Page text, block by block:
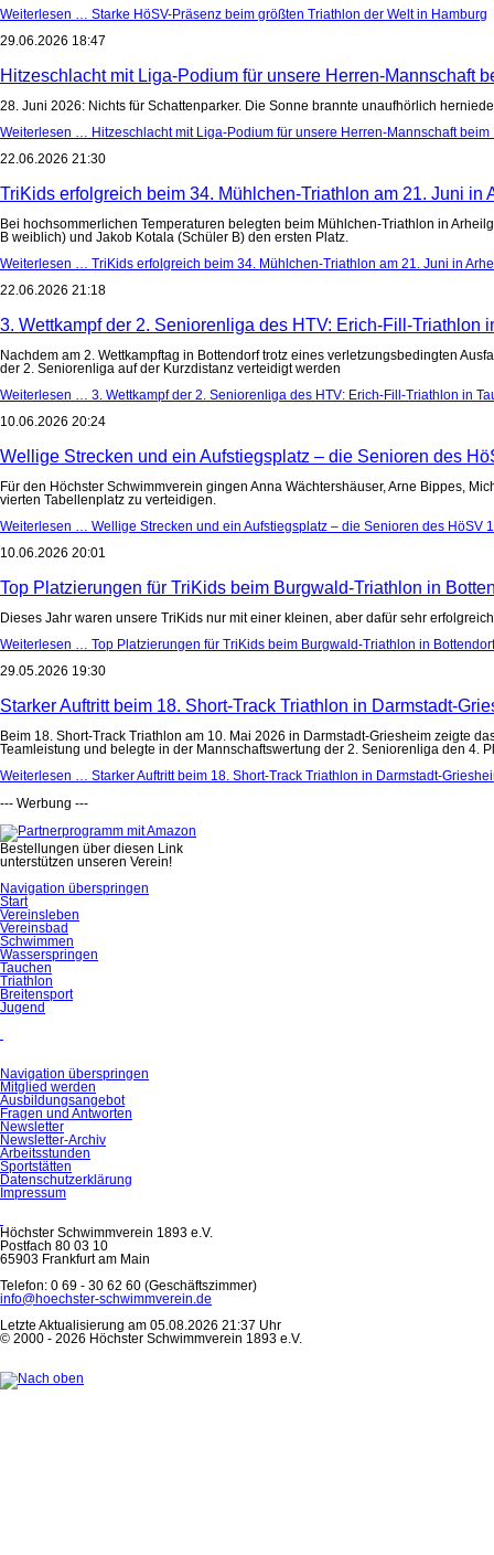
Weiterlesen … Starke HöSV-Präsenz beim größten Triathlon der Welt in Hamburg
29.06.2026 18:47
Hitzeschlacht mit Liga-Podium für unsere Herren-Mannschaft
28. Juni 2026: Nichts für Schattenparker. Die Sonne brannte unaufhörlich
Weiterlesen … Hitzeschlacht mit Liga-Podium für unsere Herren-Mannschaft
22.06.2026 21:30
TriKids erfolgreich beim 34. Mühlchen-Triathlon am 21. Juni in
Bei hochsommerlichen Temperaturen belegten beim Mühlchen-Triathlon in
B weiblich) und Jakob Kotala (Schüler B) den ersten Platz.
Weiterlesen … TriKids erfolgreich beim 34. Mühlchen-Triathlon am 21. Juni in
22.06.2026 21:18
3. Wettkampf der 2. Seniorenliga des HTV: Erich-Fill-Triathlon
Nachdem am 2. Wettkampftag in Bottendorf trotz eines verletzungsbedingten
der 2. Seniorenliga auf der Kurzdistanz verteidigt werden
Weiterlesen … 3. Wettkampf der 2. Seniorenliga des HTV: Erich-Fill-Triathlon in
10.06.2026 20:24
Wellige Strecken und ein Aufstiegsplatz – die Senioren des
Für den Höchster Schwimmverein gingen Anna Wächtershäuser, Arne Bippes,
vierten Tabellenplatz zu verteidigen.
Weiterlesen … Wellige Strecken und ein Aufstiegsplatz – die Senioren des HöSV
10.06.2026 20:01
Top Platzierungen für TriKids beim Burgwald-Triathlon in
Dieses Jahr waren unsere TriKids nur mit einer kleinen, aber dafür sehr
Weiterlesen … Top Platzierungen für TriKids beim Burgwald-Triathlon in Bottendorf
29.05.2026 19:30
Starker Auftritt beim 18. Short-Track Triathlon in Darmstadt-
Beim 18. Short-Track Triathlon am 10. Mai 2026 in Darmstadt-Griesheim zeigte
Teamleistung und belegte in der Mannschaftswertung der 2. Seniorenliga den 4.
Weiterlesen … Starker Auftritt beim 18. Short-Track Triathlon in Darmstadt-
--- Werbung ---
Bestellungen über diesen Link
unterstützen unseren Verein!
Navigation überspringen
Start
Vereinsleben
Vereinsbad
Schwimmen
Wasserspringen
Tauchen
Triathlon
Breitensport
Jugend
Navigation überspringen
Mitglied werden
Ausbildungsangebot
Fragen und Antworten
Newsletter
Newsletter-Archiv
Arbeitsstunden
Sportstätten
Datenschutzerklärung
Impressum
Höchster Schwimmverein 1893 e.V.
Postfach 80 03 10
65903 Frankfurt am Main
Telefon: 0 69 - 30 62 60 (Geschäftszimmer)
info@hoechster-schwimmverein.de
Letzte Aktualisierung am 05.08.2026 21:37 Uhr
© 2000 - 2026 Höchster Schwimmverein 1893 e.V.